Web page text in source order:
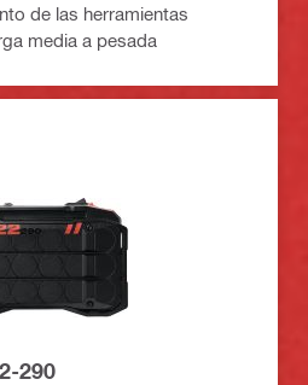
de las herramientas
media a pesada
290